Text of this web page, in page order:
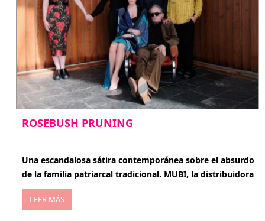
ROSEBUSH PRUNING
Una escandalosa sátira contemporánea sobre el absurdo
de la familia patriarcal tradicional. MUBI, la distribuidora
LEER MÁS